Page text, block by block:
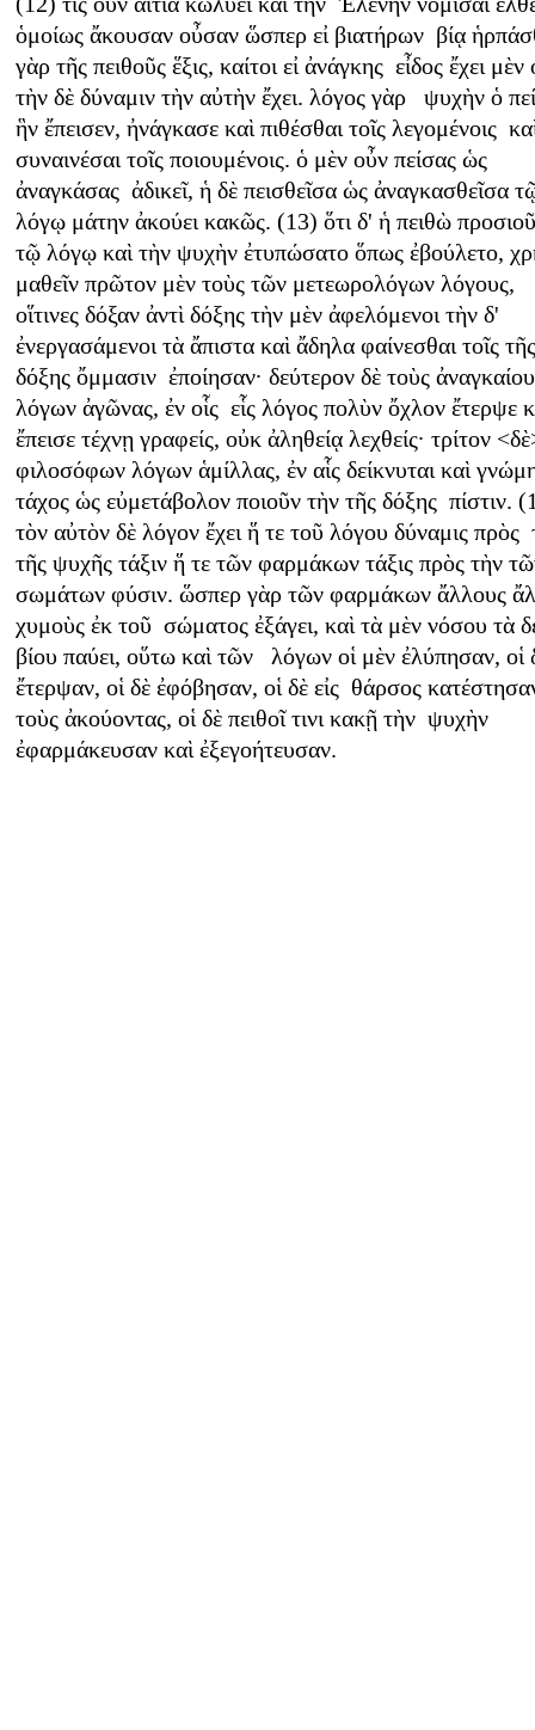
ὁμοίως ἄκουσαν οὖσαν ὥσπερ εἰ βιατήρων βίᾳ
γὰρ τῆς πειθοῦς ἕξις, καίτοι εἰ ἀνάγκης εἶδος ἔχει μὲν
τὴν δὲ δύναμιν τὴν αὐτὴν ἔχει. λόγος γὰρ ψυχὴν ὁ
ἣν ἔπεισεν, ἠνάγκασε καὶ πιθέσθαι τοῖς λεγομένοις
συναινέσαι τοῖς ποιουμένοις. ὁ μὲν οὖν πείσας ὡς
ἀναγκάσας ἀδικεῖ, ἡ δὲ πεισθεῖσα ὡς ἀναγκασθεῖσα
λόγῳ μάτην ἀκούει κακῶς. (13) ὅτι δ' ἡ πειθὼ
τῷ λόγῳ καὶ τὴν ψυχὴν ἐτυπώσατο ὅπως ἐβούλετο,
μαθεῖν πρῶτον μὲν τοὺς τῶν μετεωρολόγων λόγους,
οἵτινες δόξαν ἀντὶ δόξης τὴν μὲν ἀφελόμενοι τὴν δ'
ἐνεργασάμενοι τὰ ἄπιστα καὶ ἄδηλα φαίνεσθαι τοῖς τῆς
δόξης ὄμμασιν ἐποίησαν· δεύτερον δὲ τοὺς
λόγων ἀγῶνας, ἐν οἷς εἷς λόγος πολὺν ὄχλον ἔτερψε
ἔπεισε τέχνῃ γραφείς, οὐκ ἀληθείᾳ λεχθείς· τρίτον
φιλοσόφων λόγων ἁμίλλας, ἐν αἷς δείκνυται καὶ
τάχος ὡς εὐμετάβολον ποιοῦν τὴν τῆς δόξης πίστιν.
τὸν αὐτὸν δὲ λόγον ἔχει ἥ τε τοῦ λόγου δύναμις πρὸς
τῆς ψυχῆς τάξιν ἥ τε τῶν φαρμάκων τάξις πρὸς τὴν
σωμάτων φύσιν. ὥσπερ γὰρ τῶν φαρμάκων ἄλλους
χυμοὺς ἐκ τοῦ σώματος ἐξάγει, καὶ τὰ μὲν νόσου τὰ
βίου παύει, οὕτω καὶ τῶν λόγων οἱ μὲν ἐλύπησαν, οἱ
ἔτερψαν, οἱ δὲ ἐφόβησαν, οἱ δὲ εἰς θάρσος
τοὺς ἀκούοντας, οἱ δὲ πειθοῖ τινι κακῇ τὴν ψυχὴν
ἐφαρμάκευσαν καὶ ἐξεγοήτευσαν.